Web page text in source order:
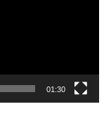
01:30